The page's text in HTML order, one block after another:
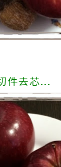
件去芯...